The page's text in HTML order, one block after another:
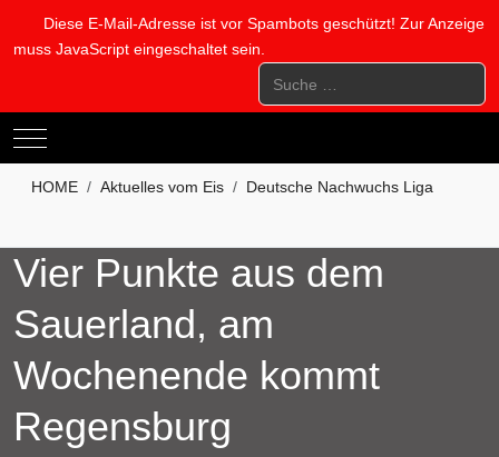
Diese E-Mail-Adresse ist vor Spambots geschützt! Zur Anzeige
muss JavaScript eingeschaltet sein.
Suchen
Mobile Menu Toggle
HOME Aktuelles vom Eis Deutsche Nachwuchs Liga
Vier Punkte aus dem
Sauerland, am
Wochenende kommt
Regensburg